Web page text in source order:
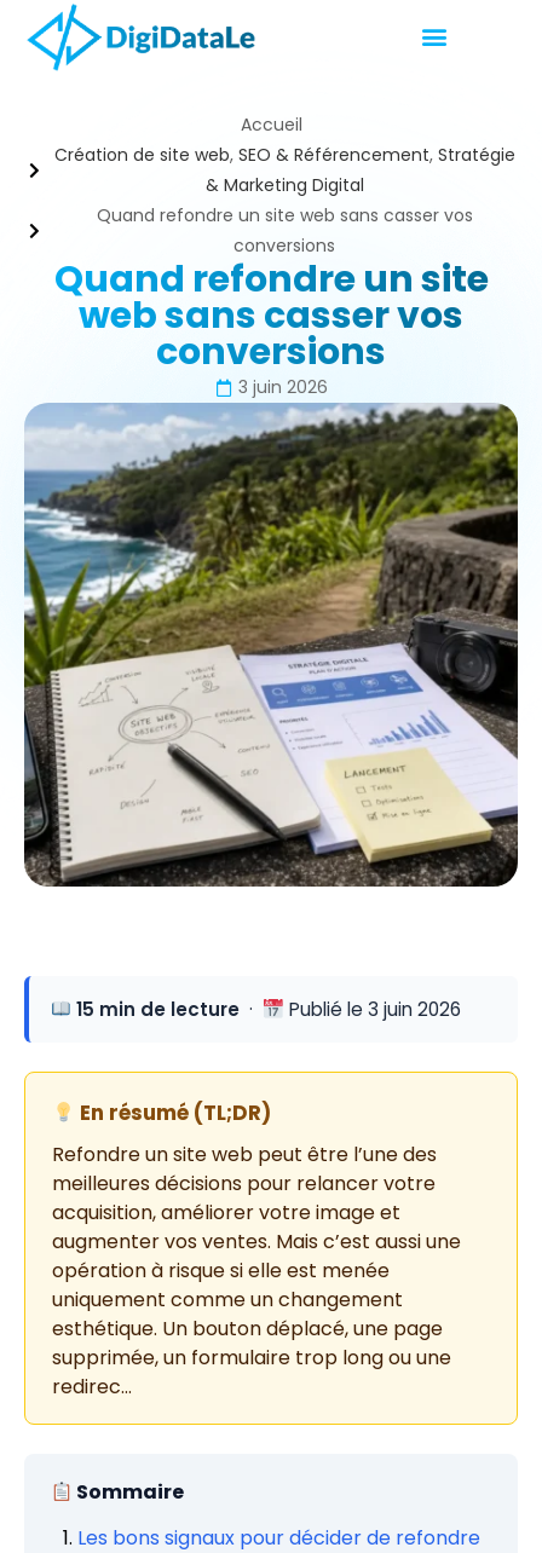
Accueil
Création de site web, SEO & Référencement, Stratégie
& Marketing Digital
Quand refondre un site web sans casser vos
conversions
Quand refondre un site
web sans casser vos
conversions
3 juin 2026
15 min de lecture · Publié le 3 juin 2026
En résumé (TL;DR)
Refondre un site web peut être l’une des
meilleures décisions pour relancer votre
acquisition, améliorer votre image et
augmenter vos ventes. Mais c’est aussi une
opération à risque si elle est menée
uniquement comme un changement
esthétique. Un bouton déplacé, une page
supprimée, un formulaire trop long ou une
redirec…
Sommaire
Les bons signaux pour décider de refondre